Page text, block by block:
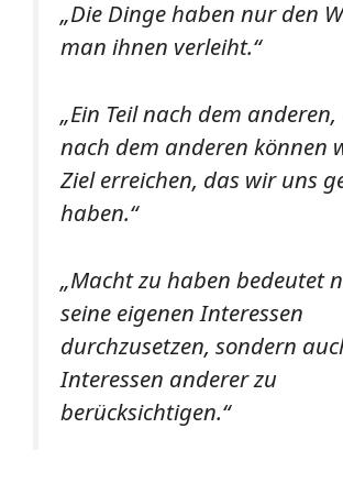
„Die Dinge haben nur den
man ihnen verleiht.“
„Ein Teil nach dem anderen,
nach dem anderen können
Ziel erreichen, das wir uns
haben.“
„Macht zu haben bedeutet
seine eigenen Interessen
durchzusetzen, sondern
Interessen anderer zu
berücksichtigen.“